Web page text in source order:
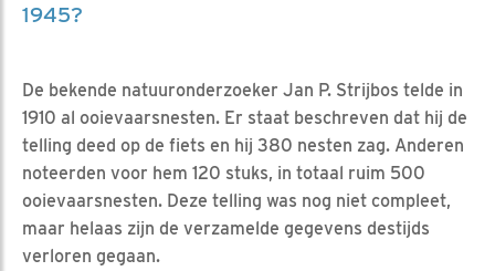
1945?
De bekende natuuronderzoeker Jan P. Strijbos telde in
1910 al ooievaarsnesten. Er staat beschreven dat hij de
telling deed op de fiets en hij 380 nesten zag. Anderen
noteerden voor hem 120 stuks, in totaal ruim 500
ooievaarsnesten. Deze telling was nog niet compleet,
maar helaas zijn de verzamelde gegevens destijds
verloren gegaan.